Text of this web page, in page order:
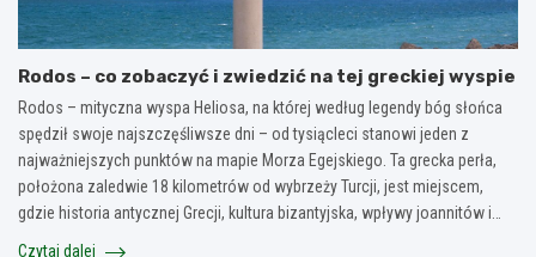
Rodos – co zobaczyć i zwiedzić na tej greckiej wyspie
Rodos – mityczna wyspa Heliosa, na której według legendy bóg słońca
spędził swoje najszczęśliwsze dni – od tysiącleci stanowi jeden z
najważniejszych punktów na mapie Morza Egejskiego. Ta grecka perła,
położona zaledwie 18 kilometrów od wybrzeży Turcji, jest miejscem,
gdzie historia antycznej Grecji, kultura bizantyjska, wpływy joannitów i…
Czytaj dalej